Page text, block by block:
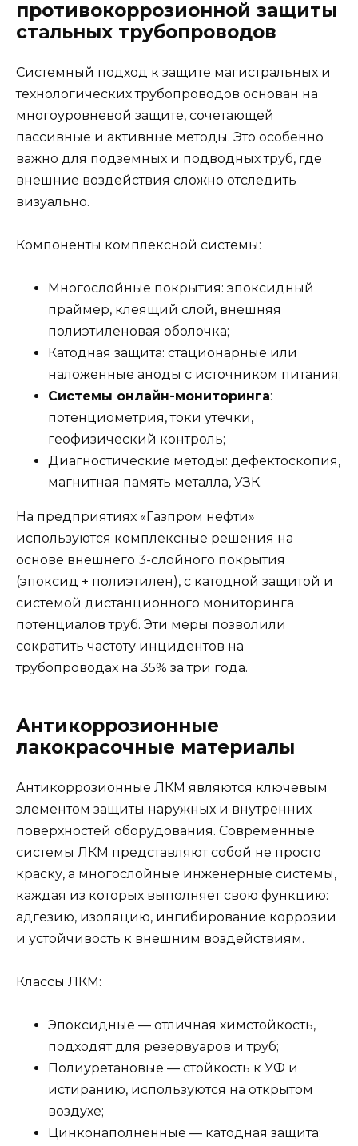
противокоррозионной защиты
стальных трубопроводов
Системный подход к защите магистральных и
технологических трубопроводов основан на
многоуровневой защите, сочетающей
пассивные и активные методы. Это особенно
важно для подземных и подводных труб, где
внешние воздействия сложно отследить
визуально.
Компоненты комплексной системы:
Многослойные покрытия: эпоксидный
праймер, клеящий слой, внешняя
полиэтиленовая оболочка;
Катодная защита: стационарные или
наложенные аноды с источником питания;
Системы онлайн-мониторинга:
потенциометрия, токи утечки,
геофизический контроль;
Диагностические методы: дефектоскопия,
магнитная память металла, УЗК.
На предприятиях «Газпром нефти»
используются комплексные решения на
основе внешнего 3-слойного покрытия
(эпоксид + полиэтилен), с катодной защитой и
системой дистанционного мониторинга
потенциалов труб. Эти меры позволили
сократить частоту инцидентов на
трубопроводах на 35% за три года.
Антикоррозионные
лакокрасочные материалы
Антикоррозионные ЛКМ являются ключевым
элементом защиты наружных и внутренних
поверхностей оборудования. Современные
системы ЛКМ представляют собой не просто
краску, а многослойные инженерные системы,
каждая из которых выполняет свою функцию:
адгезию, изоляцию, ингибирование коррозии
и устойчивость к внешним воздействиям.
Классы ЛКМ:
Эпоксидные — отличная химстойкость,
подходят для резервуаров и труб;
Полиуретановые — стойкость к УФ и
истиранию, используются на открытом
воздухе;
Цинконаполненные — катодная защита;